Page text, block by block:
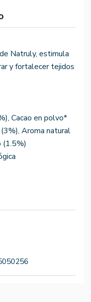
Natruly, estimula
y fortalecer tejidos
Cacao en polvo*
Aroma natural
(1.5%)